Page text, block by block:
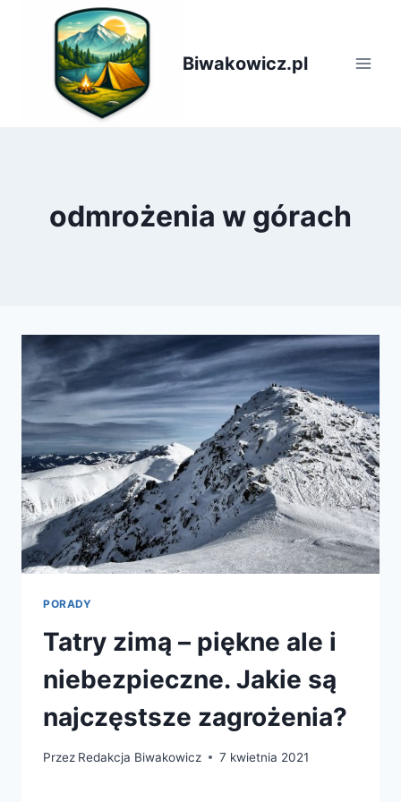
Biwakowicz.pl
odmrożenia w górach
PORADY
Tatry zimą – piękne ale i
niebezpieczne. Jakie są
najczęstsze zagrożenia?
Przez Redakcja Biwakowicz 7 kwietnia 2021